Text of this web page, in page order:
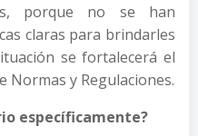
porque no se han
claras para brindarles
se fortalecerá el
Normas y Regulaciones.
específicamente?